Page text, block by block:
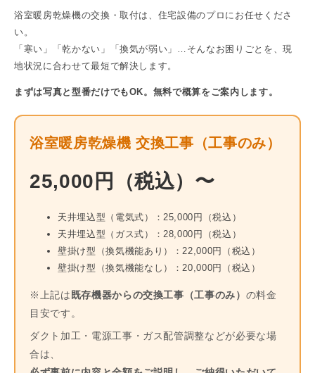
浴室暖房乾燥機の交換・取付は、住宅設備のプロにお任せくださ
い。
「寒い」「乾かない」「換気が弱い」…そんなお困りごとを、現
地状況に合わせて最短で解決します。
まずは写真と型番だけでもOK。無料で概算をご案内します。
浴室暖房乾燥機 交換工事（工事のみ）
25,000円（税込）〜
天井埋込型（電気式）：25,000円（税込）
天井埋込型（ガス式）：28,000円（税込）
壁掛け型（換気機能あり）：22,000円（税込）
壁掛け型（換気機能なし）：20,000円（税込）
※上記は 既存機器からの交換工事（工事のみ） の料金
目安です。
ダクト加工・電源工事・ガス配管調整などが必要な場
合は、